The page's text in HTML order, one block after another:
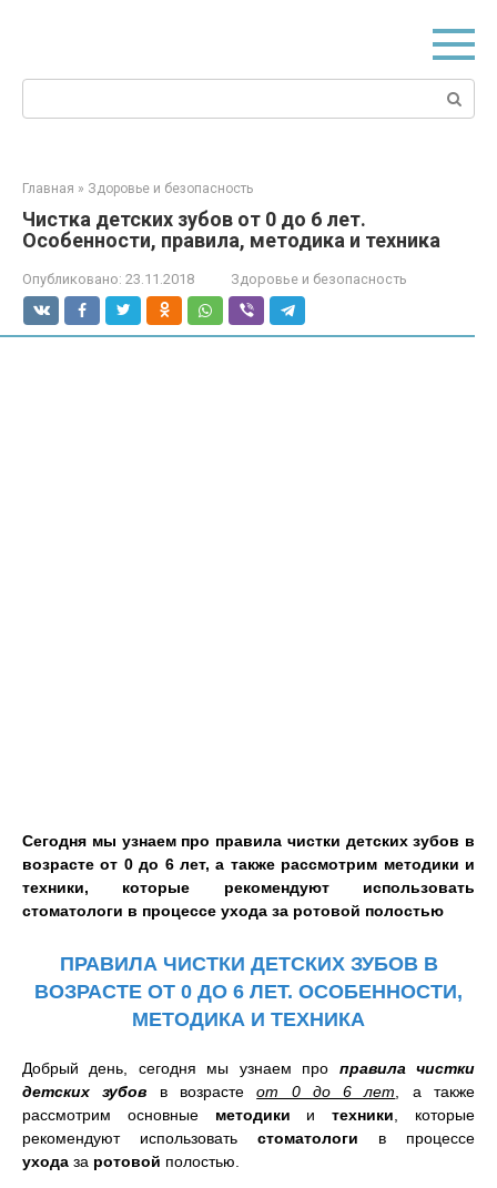
Главная » Здоровье и безопасность
Чистка детских зубов от 0 до 6 лет.
Особенности, правила, методика и техника
Опубликовано: 23.11.2018 Здоровье и безопасность
Сегодня мы узнаем про правила чистки детских зубов в
возрасте от 0 до 6 лет, а также рассмотрим методики и
техники, которые рекомендуют использовать
стоматологи в процессе ухода за ротовой полостью
ПРАВИЛА ЧИСТКИ ДЕТСКИХ ЗУБОВ В
ВОЗРАСТЕ ОТ 0 ДО 6 ЛЕТ. ОСОБЕННОСТИ,
МЕТОДИКА И ТЕХНИКА
Добрый день, сегодня мы узнаем про правилачистки
детских зубов в возрастеот 0 до 6 лет , а также
рассмотрим основные методики итехники , которые
рекомендуют использовать стоматологи в процессе
ухода за ротовой полостью.